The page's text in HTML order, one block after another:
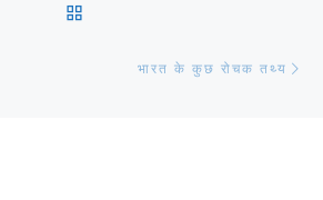
भारत के कुछ रोचक तथ्य